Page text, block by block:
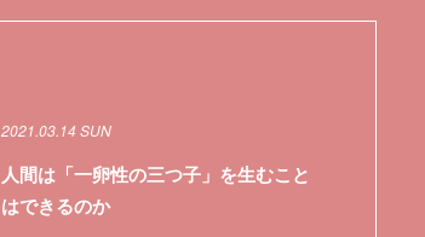
2021.03.14 SUN
人間は「一卵性の三つ子」を生むこと
はできるのか